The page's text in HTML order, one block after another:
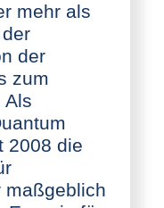
mehr als
der
zum
Als
2008 die
maßgeblich